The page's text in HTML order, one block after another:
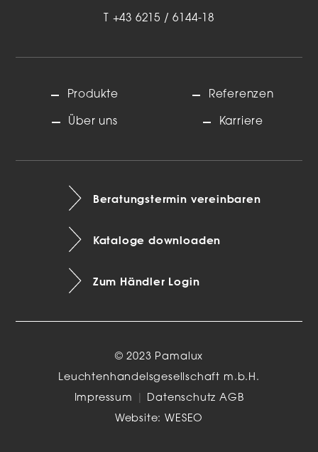
T +43 6215 / 6144-18
Produkte
Über uns
Referenzen
Karriere
Beratungstermin vereinbaren
Kataloge downloaden
Zum Händler Login
© 2023 Pamalux
Leuchtenhandelsgesellschaft m.b.H.
Impressum
Datenschutz AGB
Website:WESEO